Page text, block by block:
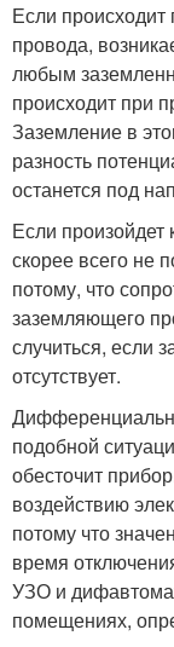
Если
провода,
любым
происходит при
Заземление в
разность
останется под
Если произойдет
скорее всего не
потому, что
заземляющего
случиться, если
отсутствует.
подобной
обесточит
воздействию
потому что
время
УЗО и
помещениях,